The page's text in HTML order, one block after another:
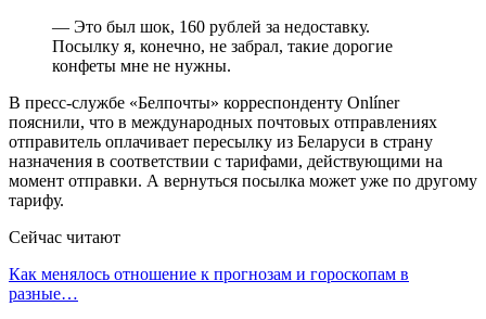
— Это был шок, 160 рублей за недоставку.
Посылку я, конечно, не забрал, такие дорогие
конфеты мне не нужны.
В пресс-службе «Белпочты» корреспонденту Onlíner
пояснили, что в международных почтовых отправлениях
отправитель оплачивает пересылку из Беларуси в страну
назначения в соответствии с тарифами, действующими на
момент отправки. А вернуться посылка может уже по другому
тарифу.
Сейчас читают
Как менялось отношение к прогнозам и гороскопам в
разные…